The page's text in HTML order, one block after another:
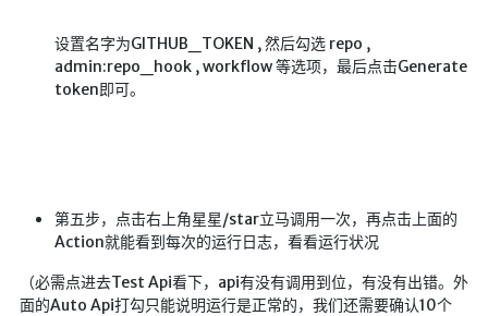
设置名字为GITHUB_TOKEN , 然后勾选 repo ,
admin:repo_hook , workflow 等选项，最后点击Generate
token即可。
第五步，点击右上角星星/star立马调用一次，再点击上面的
Action就能看到每次的运行日志，看看运行状况
（必需点进去Test Api看下，api有没有调用到位，有没有出错。外
面的Auto Api打勾只能说明运行是正常的，我们还需要确认10个
红白机资源
dos游戏
特效地址
背景动画